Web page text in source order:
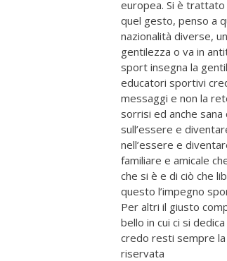
europea. Si è trattato
quel gesto, penso a
nazionalità diverse,
gentilezza o va in
sport insegna la
educatori sportivi
messaggi e non la
sorrisi ed anche
sull’essere e
nell’essere e
familiare e amicale
che si è e di ciò che
questo l’impegno
Per altri il giusto
bello in cui ci si
credo resti sempre
riservata